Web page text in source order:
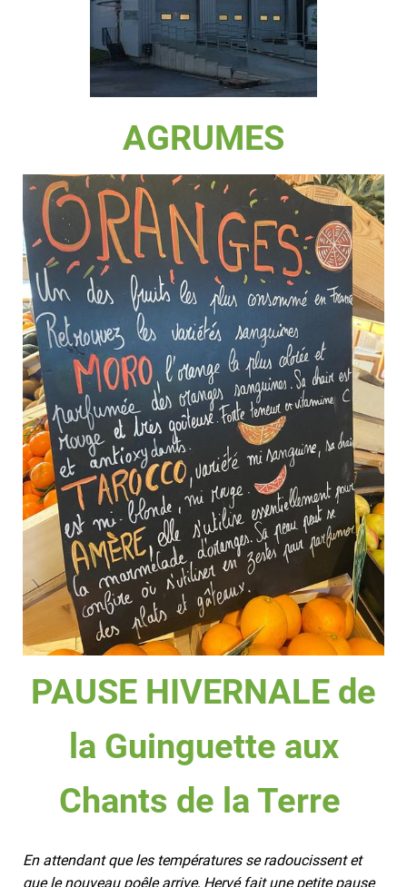
AGRUMES
PAUSE HIVERNALE de
la Guinguette aux
Chants de la Terre
En attendant que les températures se radoucissent et
que le nouveau poêle arrive, Hervé fait une petite pause